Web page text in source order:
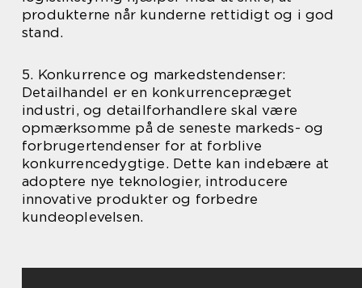
produkterne når kunderne rettidigt og i god
stand.
5. Konkurrence og markedstendenser:
Detailhandel er en konkurrencepræget
industri, og detailforhandlere skal være
opmærksomme på de seneste markeds- og
forbrugertendenser for at forblive
konkurrencedygtige. Dette kan indebære at
adoptere nye teknologier, introducere
innovative produkter og forbedre
kundeoplevelsen.